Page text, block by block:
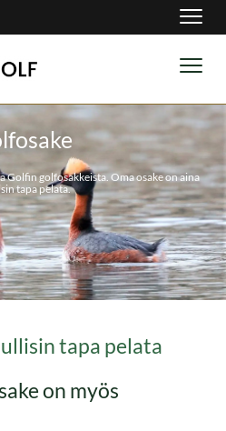
Golfin golfosakkeista. Oma osake on aina
tapa pelata.
tapa pelata
on myös